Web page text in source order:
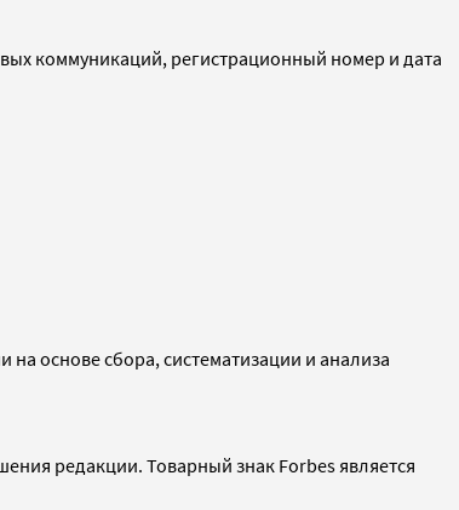
коммуникаций, регистрационный номер и дата
основе сбора, систематизации и анализа
редакции. Товарный знак Forbes является